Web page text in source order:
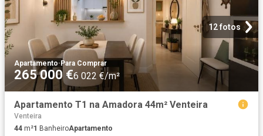
12 fotos
Apartamento·Para Comprar
265 000 €6 022 €/m²
Apartamento T1 na Amadora 44m² Venteira
Venteira
44 m²1 BanheiroApartamento